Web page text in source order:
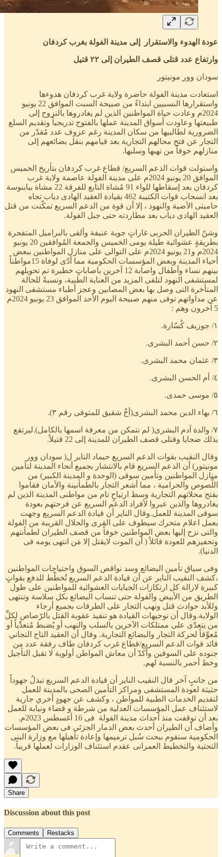
عودة الهدوء والاستقرار إلى مدينة الفولة بغرب كردفان
وارتفاع عدد قتلى قصف الطيران إلى ٢٢ قتيل
سودان وور مونيتور
استعادت مدينة الفولة حاضرة ولاية غرب كردفان هدوءها
واستقرارها النسبيين ابتداءً من صبيحة السبت الموافق 22 يونيو
2024م وعادت حياة المواطنين الذين لم يغادروها بالنزوح إلى
طبيعتها وعاودت أسواق المدينة عملها بالفتوح تدريجياً وتقديم السلع
الضرورية لطالبيها من سكان المدينة رغم عزوف عدد مُقدّر من
التجار عن فتح محالهم التجارية بعد قيامهم بنقل بضائعهم إلى
منازلهم خوفاً من نهبها وسلبها.
واستولت قوات الدعم السريع/ قطاع غرب كردفان بتأريخ الخميس
الموافق 20 يونيو 2024م على مدينة الفولة عاصمة ولاية غرب
كردفان بعد إسقاطها للواء 91 مُشاة التابع للفرقة 22 مشاة ببابنوسة
بعد انسحاب قوات الكتيبة 462 بقيادة العقيد الهادى دياب تجاه
حاميتى الأضية والنهود ، إلا أن قوة من الدعم السريع تمكّنت من قتل
العقيد الهادى دياب بعد مطاردته حتى جبل الفولة.
وشنّ الطيران الحربى غاراتٍ جوية عنيفة وألقى بالبراميل المتفجرة
بطريقةٍ عشوائية طيلة يومى الخميس والجمعة المُوافقين 20 يونيو
2024م و21 يونيو 2024م على التوالى على منازل المواطنين ببعض
أحياء المدينة وبعض المؤسسات الحكومية مما أدّى لوفاة 15مواطناً
بينهم نساء وأطفال واصابة 12 آخرين باصاباتٍ خطيرة تم تحويلهم
لمستشفى النهود لتلقى المزيد من العناية الطبية، ونسبةً للحالة
المتأخرة التى وصل بها بعض المصابين وعجز أطباء مستشفى النهود
عن مداواتهم توفى منهم صبيحة اليوم الأحد الموافق 23 يونيو 2024م
5 آخرون وهم :
١/ جوزيف كُسّارة.
٢/ حسن أحمد البشرى.
٣/ عثمان محمد البشرى.
٤/ أم الحسن البشرى.
٥/ موسى حمدى.
٦/ بهاء الدين محمد البشرى(أخٌ شقيق للمتوفى رقم ٣).
٧/ والدة آدم البشرى( لم نتمكن من معرفة اسمها بالكامل).ليرتفع
بذلك ضحايا وقتلى قصف الطيران للمدينة إلى 22 قتيلاً.
وقال النقيب بقوات الدعم السريع حيماد الناير ل( سودان وور
مونيتور) أن الدعم السريع قام بالانتشار بجميع أنحاء المدينة لتأمين
منازل المواطنين وتأمين سوقى (الوحدة و المدينة الكبير) من
اللِّصوص والحرامية ، مما أشعر التجار بالطمأنينة والأمان فقاموا
بفتح محلاتهم التجارية وسط ارتياحٍ تام من مواطنى المدينة الذين لم
يغادروها والذين عبروا لأفراد الدعم السريع عن فرحتهم بعودة
سوقى المدينة للعمل.وقال الناير أن قيادة الدعم السريع وجهت
بعمل اعلام متحرك سيطوف على القرى والحلال القريبة من الفولة
والتى نزح إليها بعض المواطنين خوفاً من قصف الطيران لطمأنتهم
وتحفيزهم للعودة قائلاً ( أن الموت لايقتل إلا مَن انتهى يومه فى
الدنيا).
وفى سياق تأمين البضائع وسد نواقص السوق واحتياجات المواطنين
،كشف النقيب الناير عن أن قيادة الدعم السريع تُخطّط للدفع بقواتٍ
كبيرة لازالة كل ارتكازات الجبايات العشوائية للمواطنين على طول
الطريق من الأبيض والفولة حتى تنساب البضائع بكل سلاسة وتنتهى
وللأبد حوادث قتل ونهب التجار على الطرقات بجميع أرجاء
الولاية.وقال أن توجيهات القيادة هو تنفيذ عقوبة القتل بالرّصاص لكلِّ
من يتعدّى على ممتلكات الآخرين بالسلب والنهب أو يُضبط مُتعدِّياً أو
مُعوِّقاً لحركة التجار والبضائع التجارية. وقال أن العقيد التاج التجاني
قائد قوات الدعم السريع/قطاع غرب كردفان طاف رفقة عدد من
جنوده على السوقين وأكدّ أن معاش المواطن أولوية لا تقبل التأجيل
وخط أحمر بالنسبة لهم.
من جانبٍ آخر قال النقيب الناير أن قيادة الدعم السريع تبذلُ جهوداً
حثيثة لعودة المستشفى ومراكز التأمين الصحى بالمدينة للعمل
لتقديم الخدمات الطبية للمواطن ، وكشف عن جهودٍ أخري جارية
لاستئناف عمل المؤسسات العدلية من شرطة و قضاء ونيابة للعمل
بعد أن توقفت منذ أحداث مدينة الفولة فى 16 أغسطس 2023م.
وأضاف أن الطيران أحدث بعض الدمار الجزئى فى بعض المؤسسات
الحكومية سنقوم ببحث سُبل ترميمها وإعادة تأهيلها مع وزارة البنى
التحتية والتخطيط العمرانى عقدم استئناف الوزارات لعملها قريباً.
Share
Discussion about this post
Comments Restacks